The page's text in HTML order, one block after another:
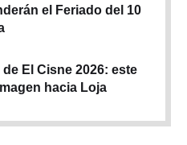
el Feriado del 10
El Cisne 2026: este
hacia Loja